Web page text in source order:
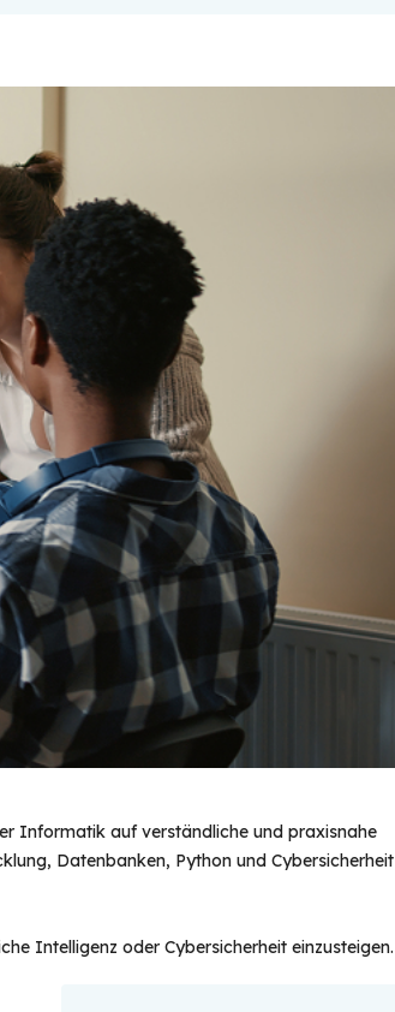
Informatik auf verständliche und praxisnahe
Datenbanken, Python und Cybersicherheit
Intelligenz oder Cybersicherheit einzusteigen.